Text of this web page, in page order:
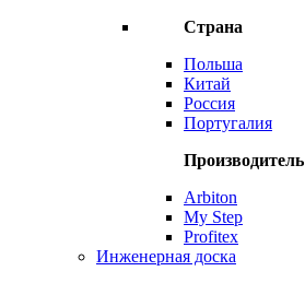
Страна
Польша
Китай
Россия
Португалия
Производитель
Arbiton
My Step
Profitex
Инженерная доска